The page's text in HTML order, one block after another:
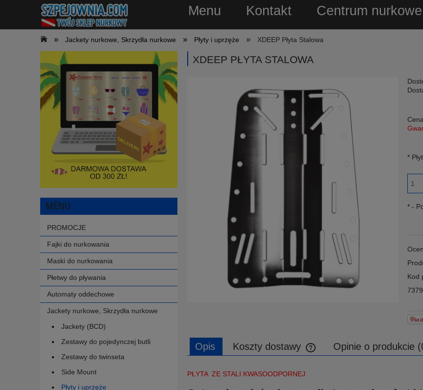
Menu Kontakt Centrum nurkowe
» Jackety nurkowe, Skrzydła nurkowe » Płyty i uprzęże » XDEEP Płyta Stalowa
MENU
PROMOCJE
Fajki do nurkowania
Maski do nurkowania
Płetwy do pływania
Automaty oddechowe
Jackety nurkowe, Skrzydła nurkowe
Jackety (BCD)
Zestawy do pojedynczej butli
Zestawy do twinseta
Side Mount
Płyty i uprzęże
XDEEP PŁYTA STALOWA
*
* -
Kod
Opis Koszty dostawy Opinie o produkcie
PŁYTA ZE STALI KWASOODPORNEJ